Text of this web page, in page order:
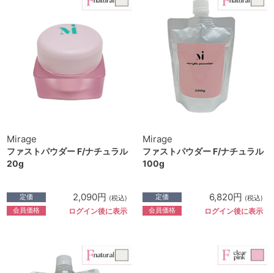
Mirage
ファストパウダー F/ナチュラル
20g
定価 2,090円 (税込)
会員価格 ログイン後に表示
Mirage
ファストパウダー F/ナチュラル
100g
定価 6,820円 (税込)
会員価格 ログイン後に表示